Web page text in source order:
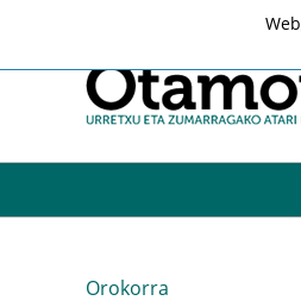
Orokorra